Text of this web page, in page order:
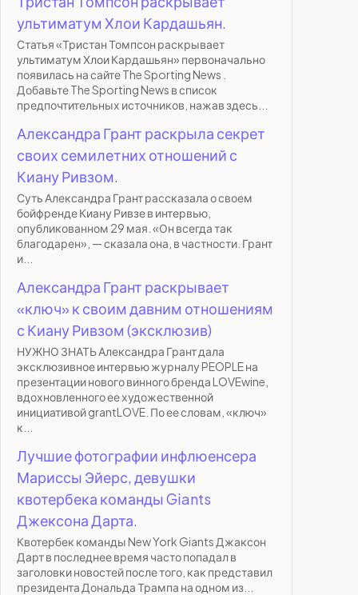
ультиматум Хлои Кардашьян.
Статья «Тристан Томпсон раскрывает
ультиматум Хлои Кардашьян» первоначально
появилась на сайте The Sporting News .
Добавьте The Sporting News в список
предпочтительных источников, нажав здесь...
Александра Грант раскрыла секрет
своих семилетних отношений с
Киану Ривзом.
Суть Александра Грант рассказала о своем
бойфренде Киану Ривзе в интервью,
опубликованном 29 мая. «Он всегда так
благодарен», — сказала она, в частности. Грант
и...
Александра Грант раскрывает
«ключ» к своим давним отношениям
с Киану Ривзом (эксклюзив)
НУЖНО ЗНАТЬ Александра Грант дала
эксклюзивное интервью журналу PEOPLE на
презентации нового винного бренда LOVEwine,
вдохновленного ее художественной
инициативой grantLOVE. По ее словам, «ключ»
к...
Лучшие фотографии инфлюенсера
Мариссы Эйерс, девушки
квотербека команды Giants
Джексона Дарта.
Квотербек команды New York Giants Джаксон
Дарт в последнее время часто попадал в
заголовки новостей после того, как представил
президента Дональда Трампа на одном из...